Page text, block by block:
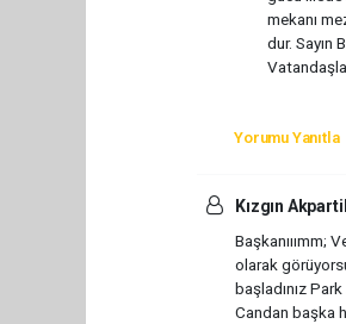
mekanı
dur. Sayın
Yorumu Yanıtla
Kızgın
Başkanııımm;
olarak
başladınız
Candan başka